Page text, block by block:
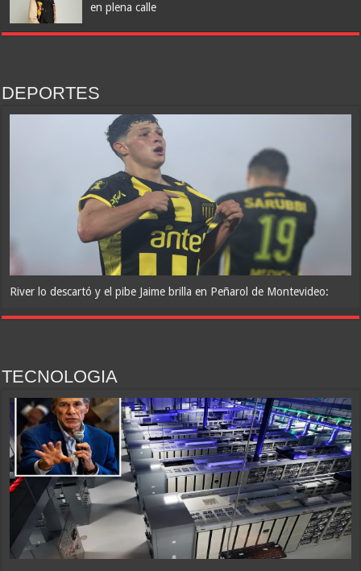
en plena calle
DEPORTES
River lo descartó y el pibe Jaime brilla en Peñarol de Montevideo:
Franco Mastantuono se fue de Real Madrid y en Italia lo recibió una
multitud: jugará en Fiorentina
TECNOLOGIA